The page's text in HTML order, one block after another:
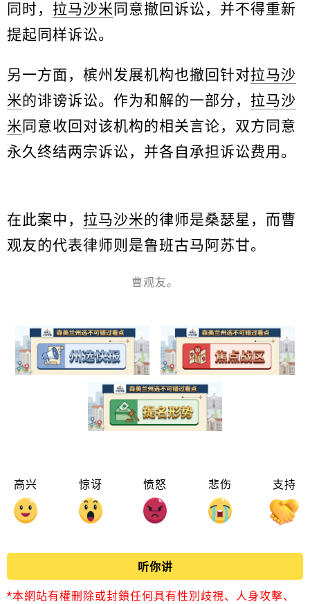
同时， 拉马沙米 同意撤回诉讼，并不得重新
提起同样诉讼。
另一方面，槟州发展机构也撤回针对拉马沙
米的诽谤诉讼。作为和解的一部分， 拉马沙
米 同意收回对该机构的相关言论，双方同意
永久终结两宗诉讼，并各自承担诉讼费用。
在此案中， 拉马沙米的律师是桑瑟星，而曹
观友的代表律师则是鲁班古马阿苏甘。
曹观友。
高兴 惊讶 愤怒 悲伤 支持
听你讲
*本網站有權刪除或封鎖任何具有性別歧視、人身攻擊、